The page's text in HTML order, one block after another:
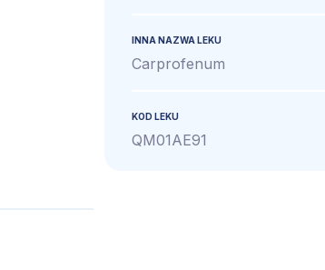
INNA NAZWA LEKU
Carprofenum
KOD LEKU
QM01AE91